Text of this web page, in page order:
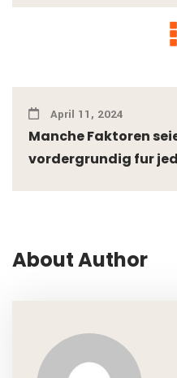
April 11, 2024
Manche Faktoren
vordergrundig fur
About Author